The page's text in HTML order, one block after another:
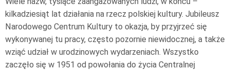
kilkadziesiąt lat działania na rzecz polskiej kultury. Jubileusz
Narodowego Centrum Kultury to okazja, by przyjrzeć się
wykonywanej tu pracy, często pozornie niewidocznej, a także
wziąć udział w urodzinowych wydarzeniach. Wszystko
zaczęło się w 1951 od powołania do życia Centralnej